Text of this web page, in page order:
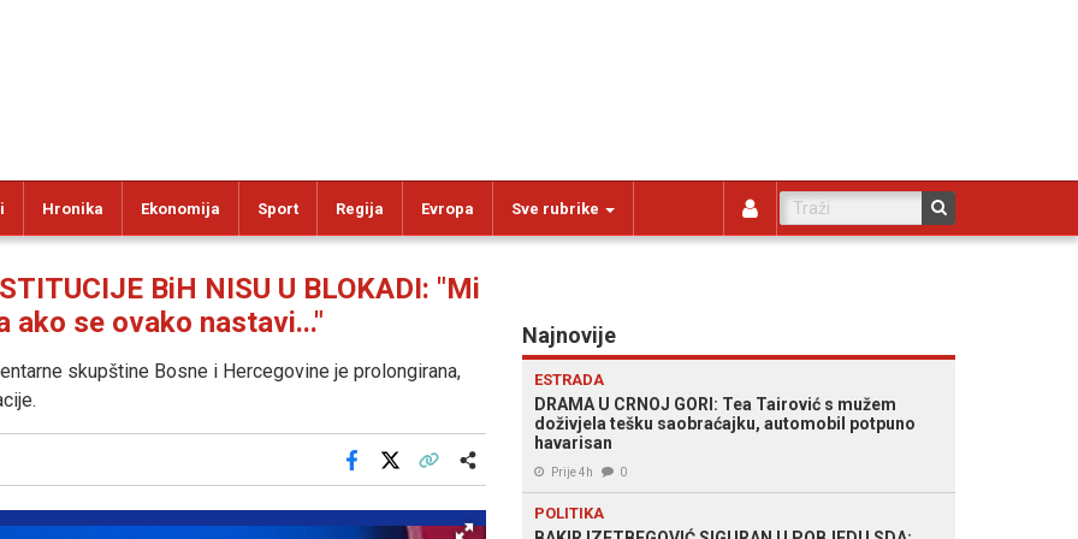
Hronika Ekonomija Sport Regija Evropa Sve rubrike
BiH NISU U BLOKADI: "Mi
ako se ovako nastavi..."
skupštine Bosne i Hercegovine je prolongirana,
Facebook
Najnovije
ESTRADA
DRAMA U CRNOJ GORI: Tea Tairović s mužem
doživjela tešku saobraćajku, automobil potpuno
havarisan
Prije 4h 0
POLITIKA